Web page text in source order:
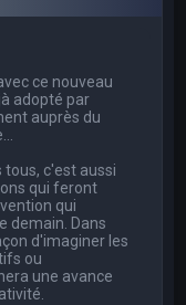
ce nouveau
adopté par
auprès du
tous, c'est aussi
qui feront
qui
demain. Dans
d'imaginer les
ou
une avance